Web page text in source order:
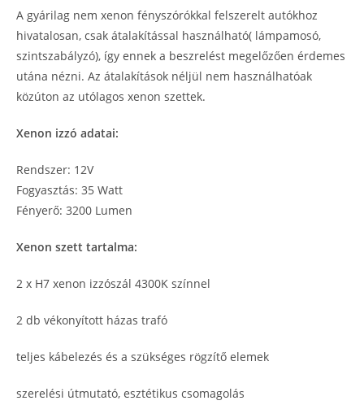
A gyárilag nem xenon fényszórókkal felszerelt autókhoz
hivatalosan, csak átalakítással használható( lámpamosó,
szintszabályzó), így ennek a beszrelést megelőzően érdemes
utána nézni. Az átalakítások néljül nem használhatóak
közúton az utólagos xenon szettek.
Xenon izzó adatai:
Rendszer: 12V
Fogyasztás: 35 Watt
Fényerő: 3200 Lumen
Xenon szett tartalma:
2 x H7 xenon izzószál 4300K színnel
2 db vékonyított házas trafó
teljes kábelezés és a szükséges rögzítő elemek
szerelési útmutató, esztétikus csomagolás